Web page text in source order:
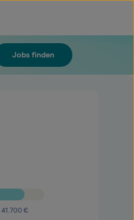
Jobs finden
41.700 €